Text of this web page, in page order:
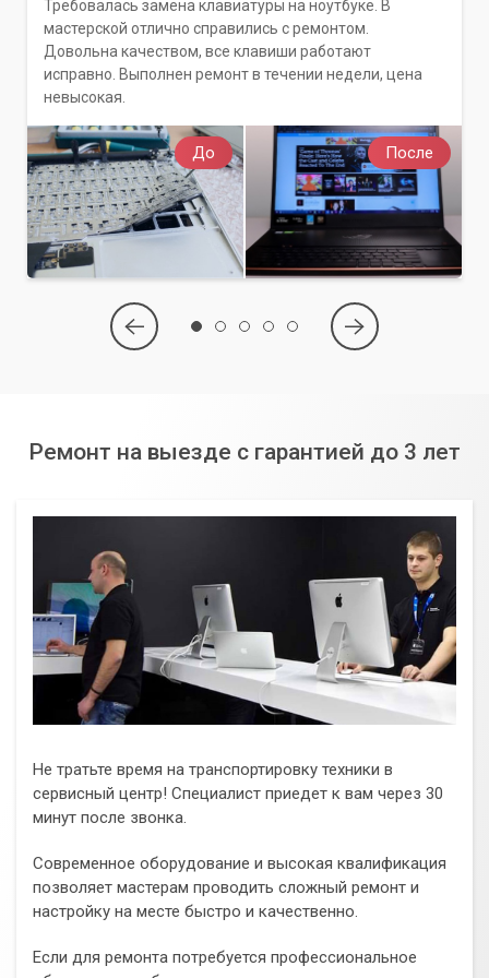
До После
Требовалась замена клавиатуры на ноутбуке. В
мастерской отлично справились с ремонтом.
Довольна качеством, все клавиши работают
исправно. Выполнен ремонт в течении недели, цена
невысокая.
Ремонт на выезде с гарантией до 3 лет
Не тратьте время на транспортировку техники в
сервисный центр! Специалист приедет к вам через 30
минут после звонка.
Современное оборудование и высокая квалификация
позволяет мастерам проводить сложный ремонт и
настройку на месте быстро и качественно.
Если для ремонта потребуется профессиональное